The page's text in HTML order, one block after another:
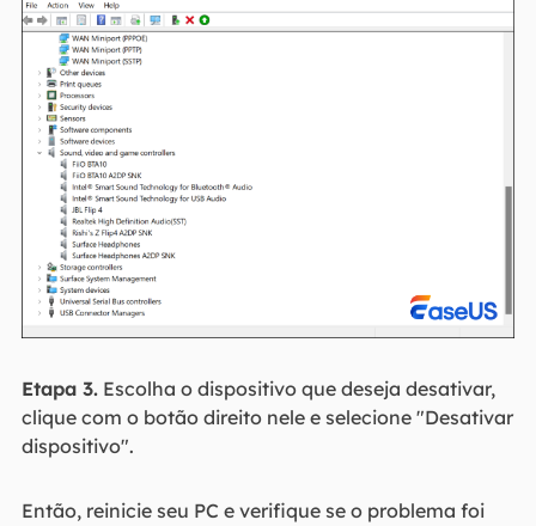
Etapa 3.Escolha o dispositivo que deseja desativar,
clique com o botão direito nele e selecione "Desativar
dispositivo".
Então, reinicie seu PC e verifique se o problema foi